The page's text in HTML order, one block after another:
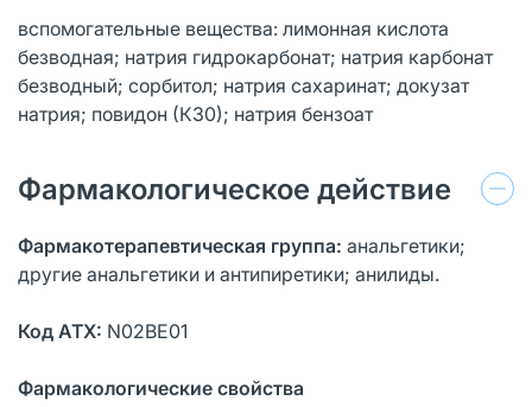
вспомогательные вещества: лимонная кислота
безводная; натрия гидрокарбонат; натрия карбонат
безводный; сорбитол; натрия сахаринат; докузат
натрия; повидон (К30); натрия бензоат
Фармакологическое действие
Фармакотерапевтическая группа: анальгетики;
другие анальгетики и антипиретики; анилиды.
Код АТХ: N02BE01
Фармакологические свойства